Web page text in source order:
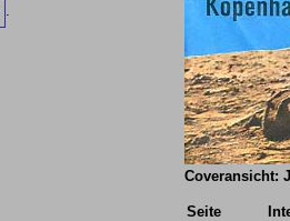
Coveransicht:
Seite